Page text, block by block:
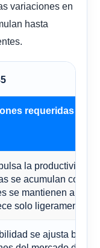
variaciones en
hasta
requeridas
la productividad
se acumulan con
se mantienen altos
solo ligeramente
se ajusta